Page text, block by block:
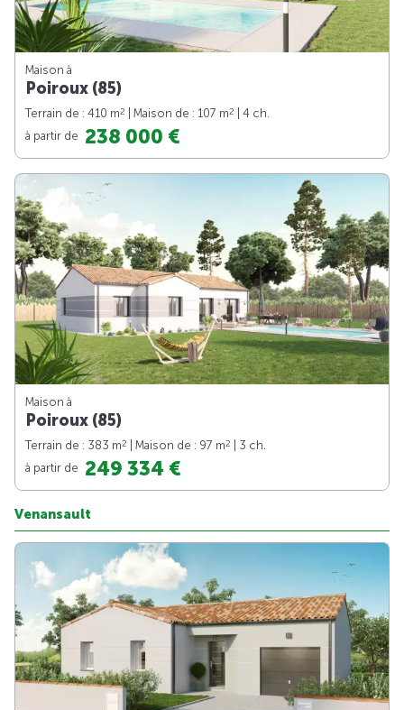
Maison à
Poiroux (85)
Terrain de : 410 m2 | Maison de : 107 m2
| 4 ch.
à partir de 238 000 €
Maison à
Poiroux (85)
Terrain de : 383 m2 | Maison de : 97 m2
| 3 ch.
à partir de 249 334 €
Venansault